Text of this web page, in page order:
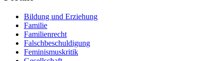
Bildung und Erziehung
Familie
Familienrecht
Falschbeschuldigung
Feminismuskritik